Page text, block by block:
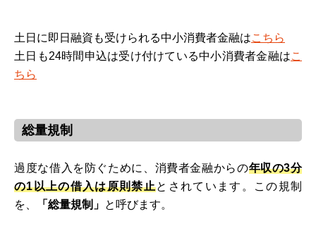
土日に即日融資も受けられる中小消費者金融はこちら
土日も24時間申込は受け付けている中小消費者金融はこ
ちら
総量規制
過度な借入を防ぐために、消費者金融からの年収の3分
の1以上の借入は原則禁止とされています。この規制
を、
「総量規制」 と呼びます。